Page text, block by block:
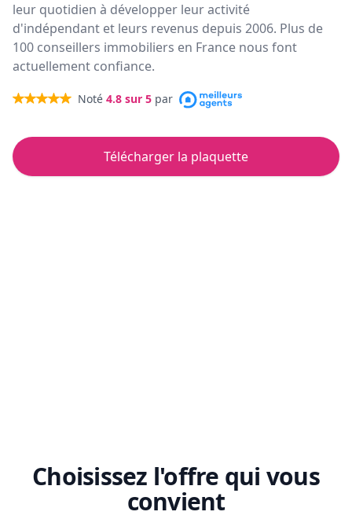
leur quotidien à développer leur activité
d'indépendant et leurs revenus depuis 2006. Plus de
100 conseillers immobiliers en France nous font
actuellement confiance.
Noté 4.8 sur 5 par
Télécharger la plaquette
Choisissez l'offre qui vous
convient